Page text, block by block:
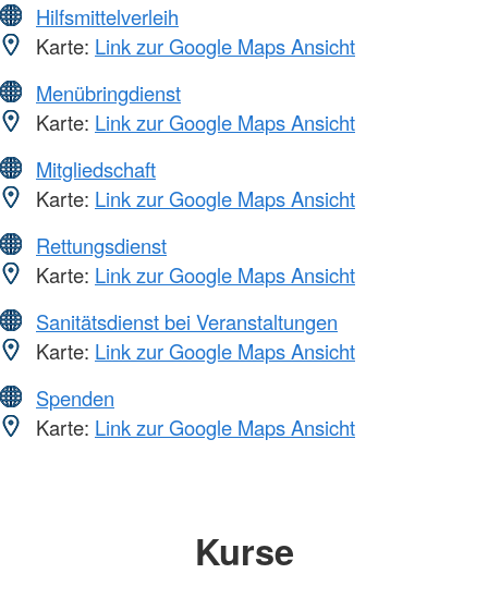
Hilfsmittelverleih
Karte: Link zur Google Maps Ansicht
Menübringdienst
Karte: Link zur Google Maps Ansicht
Mitgliedschaft
Karte: Link zur Google Maps Ansicht
Rettungsdienst
Karte: Link zur Google Maps Ansicht
Sanitätsdienst bei Veranstaltungen
Karte: Link zur Google Maps Ansicht
Spenden
Karte: Link zur Google Maps Ansicht
Kurse